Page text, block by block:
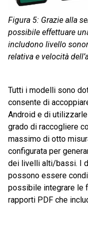
Figura 5: Grazie alla
possibile effettuare
includono livello
relativa e velocità
Tutti i modelli sono
consente di
Android e di utilizzarle
grado di raccogliere
massimo di otto
configurata per
dei livelli alti/bassi. I
possono essere
possibile integrare le
rapporti PDF che